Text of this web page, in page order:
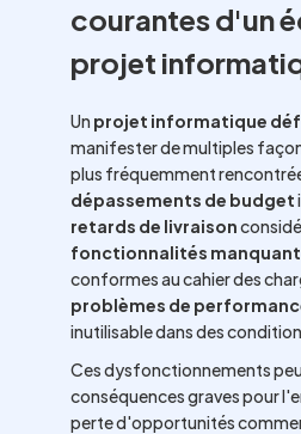
courantes d'un
projet
Un projet informatique
manifester de multiples
plus fréquemment
dépassements de budget
retards de livraison
fonctionnalités
conformes au cahier des
problèmes de
inutilisable dans des
Ces dysfonctionnements
conséquences graves pour
perte d'opportunités